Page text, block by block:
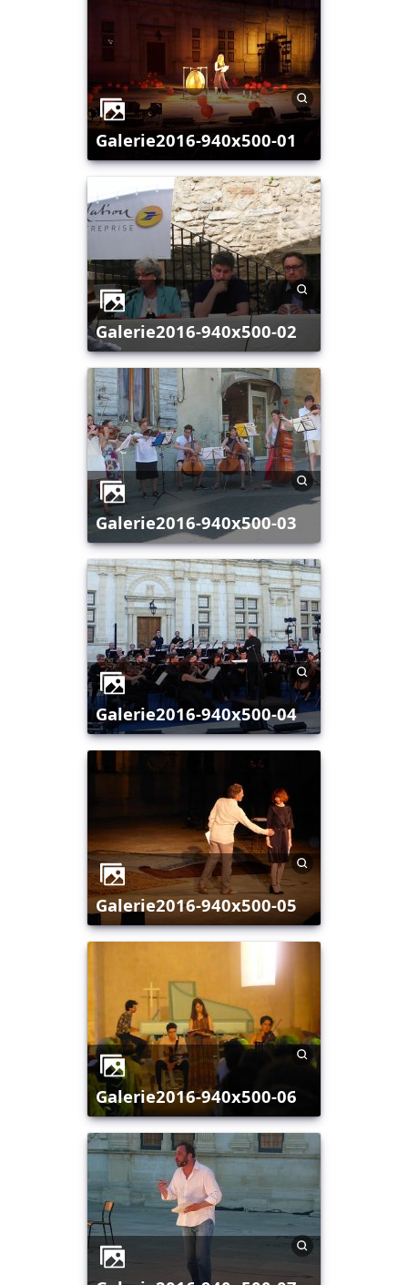
galerie2016-940x500-01
galerie2016-940x500-02
galerie2016-940x500-03
galerie2016-940x500-04
galerie2016-940x500-05
galerie2016-940x500-06